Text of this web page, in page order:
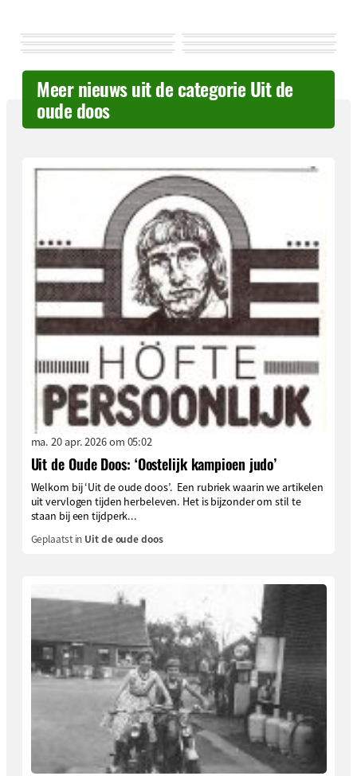
Meer nieuws uit de categorie Uit de
oude doos
ma. 20 apr. 2026 om 05:02
Uit de Oude Doos: ‘Oostelijk kampioen judo’
Welkom bij ‘Uit de oude doos’. Een rubriek waarin we artikelen
uit vervlogen tijden herbeleven. Het is bijzonder om stil te
staan bij een tijdperk...
Geplaatst in Uit de oude doos